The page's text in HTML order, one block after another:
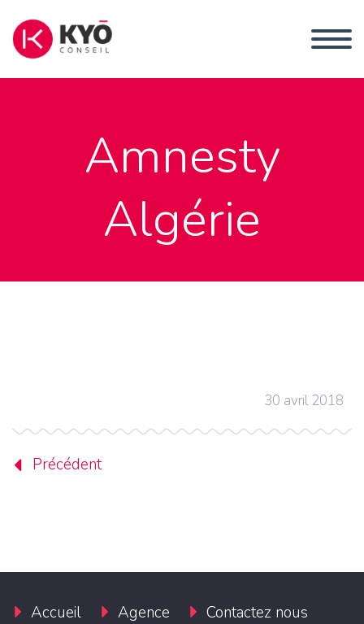
Amnesty
Algérie
30 avril 2018
Précédent
Accueil Agence Contactez nous